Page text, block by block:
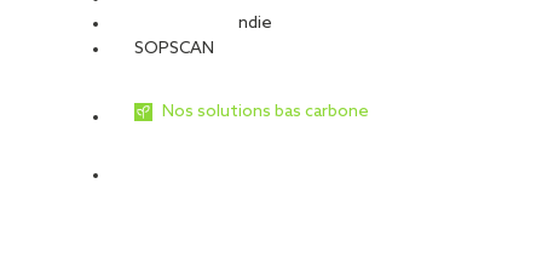
Sécurité Incendie
SOPSCAN
Nos solutions bas carbone